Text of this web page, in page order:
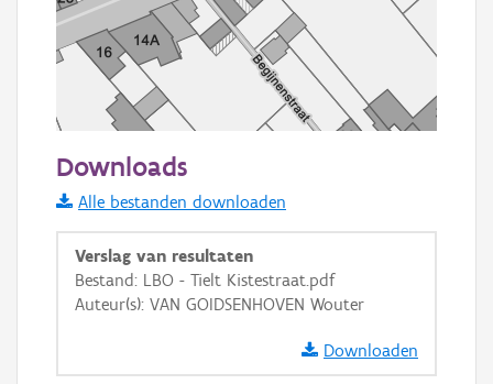
Informatie Vlaanderen
i
+ −
Downloads
Alle bestanden downloaden
Verslag van resultaten
Bestand: LBO - Tielt Kistestraat.pdf
Auteur(s): VAN GOIDSENHOVEN Wouter
Downloaden